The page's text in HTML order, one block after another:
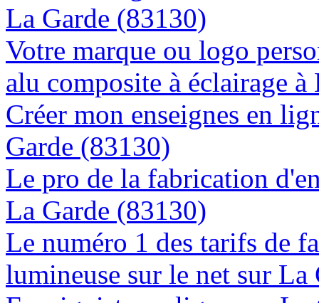
La Garde (83130)
Votre marque ou logo
alu composite à éclairage
Créer mon enseignes en
Garde (83130)
Le pro de la fabrication
La Garde (83130)
Le numéro 1 des tarifs de
lumineuse sur le net sur La